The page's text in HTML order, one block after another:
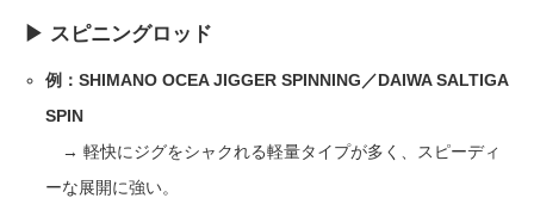
▶ スピニングロッド
例：SHIMANO OCEA JIGGER SPINNING／DAIWA SALTIGA
SPIN
→ 軽快にジグをシャクれる軽量タイプが多く、スピーディ
ーな展開に強い。